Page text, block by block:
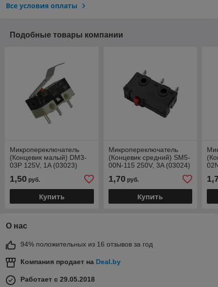
Все условия оплаты
Подобные товары компании
Микропереключатель
(Концевик малый) DM3-
03P 125V, 1A (03023)
1,50 руб.
Купить
Микропереключатель
(Концевик средний) SM5-
00N-115 250V, 3A (03024)
1,70руб.
Купить
О нас
94% положительных из 16 отзывов за год
Компания продает на Deal.by
Работает с 29.05.2018